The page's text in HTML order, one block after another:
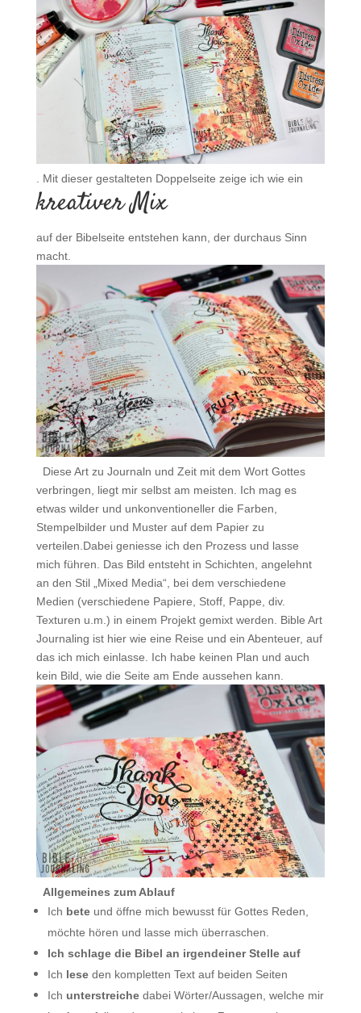
. Mit dieser gestalteten Doppelseite zeige ich wie ein
kreativer Mix
auf der Bibelseite entstehen kann, der durchaus Sinn
macht.
Diese Art zu Journaln und Zeit mit dem Wort Gottes
verbringen, liegt mir selbst am meisten. Ich mag es
etwas wilder und unkonventioneller die Farben,
Stempelbilder und Muster auf dem Papier zu
verteilen.Dabei geniesse ich den Prozess und lasse
mich führen. Das Bild entsteht in Schichten, angelehnt
an den Stil „Mixed Media“, bei dem verschiedene
Medien (verschiedene Papiere, Stoff, Pappe, div.
Texturen u.m.) in einem Projekt gemixt werden. Bible Art
Journaling ist hier wie eine Reise und ein Abenteuer, auf
das ich mich einlasse. Ich habe keinen Plan und auch
kein Bild, wie die Seite am Ende aussehen kann.
Allgemeines zum Ablauf
Ich beteund öffne mich bewusst für Gottes Reden,
möchte hören und lasse mich überraschen.
Ich schlage die Bibel an irgendeiner Stelle auf
Ich leseden kompletten Text auf beiden Seiten
Ich unterstreichedabei Wörter/Aussagen, welche mir